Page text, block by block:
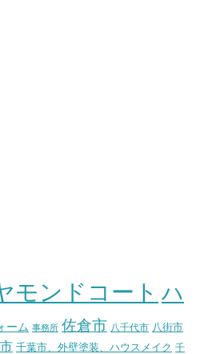
モンドコート ハ
ーム 事務所 佐倉市 八千代市 八街市
千葉市、外壁塗装、ハウスメイク 千